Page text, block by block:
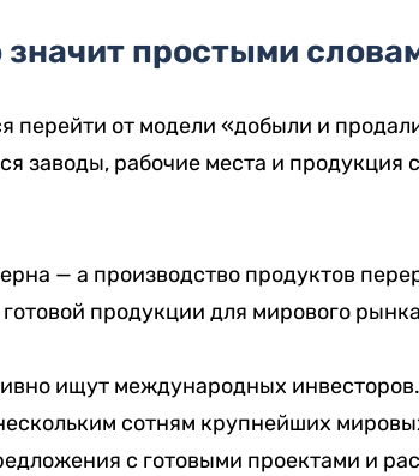
значит простыми
перейти от модели «добыли и
заводы, рабочие места и продукция
— а производство продуктов
продукции для мирового
ищут международных
сотням крупнейших
с готовыми проектами и